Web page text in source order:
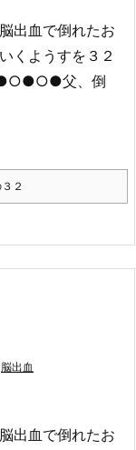
出血で倒れたお
くようすを３２
父、倒
２
脳出血
出血で倒れたお